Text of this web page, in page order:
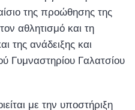
της προώθησης της
αθλητισμό και τη
της ανάδειξης και
Γυμναστηρίου Γαλατσίου
με την υποστήριξη